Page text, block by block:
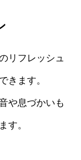
リフレッシュ
きます。
や息づかいも
す。